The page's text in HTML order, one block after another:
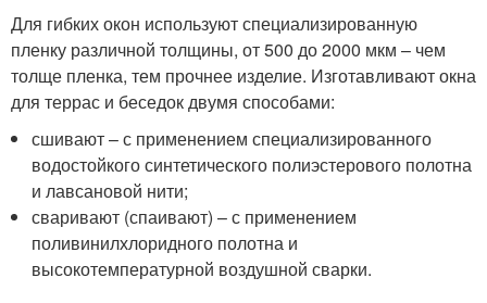
Для гибких окон используют специализированную
пленку различной толщины, от 500 до 2000 мкм – чем
толще пленка, тем прочнее изделие. Изготавливают окна
для террас и беседок двумя способами:
сшивают – с применением специализированного
водостойкого синтетического полиэстерового полотна
и лавсановой нити;
сваривают (спаивают) – с применением
поливинилхлоридного полотна и
высокотемпературной воздушной сварки.